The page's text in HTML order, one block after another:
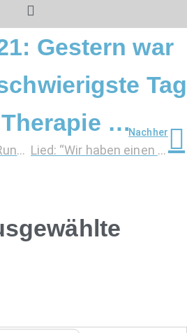
Gestern war
Tag
…
5. Juni 21: Mein 6. Rundbrief an Familie und Freunde – 3. Zyklus, Geduld und Abschied
Nachher
Lied: “Wir haben einen Felsen”